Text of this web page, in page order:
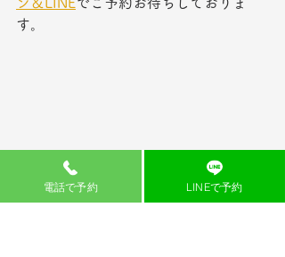
す。
電話で予約 LINEで予約